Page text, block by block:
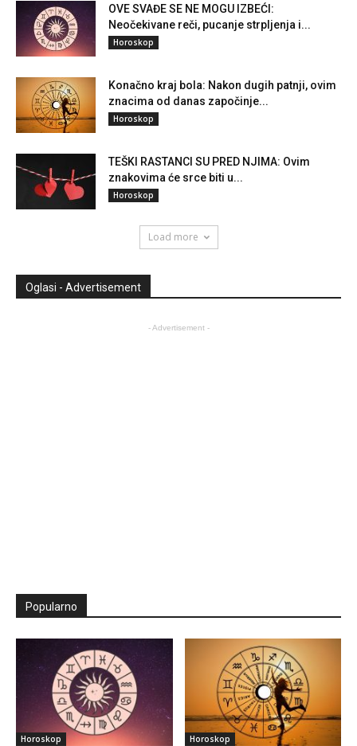
OVE SVAĐE SE NE MOGU IZBEĆI:
Neočekivane reči, pucanje strpljenja i...
Horoskop
Konačno kraj bola: Nakon dugih patnji, ovim
znacima od danas započinje...
Horoskop
TEŠKI RASTANCI SU PRED NJIMA: Ovim
znakovima će srce biti u...
Horoskop
Load more
Oglasi - Advertisement
- Advertisement -
Popularno
Horoskop Horoskop